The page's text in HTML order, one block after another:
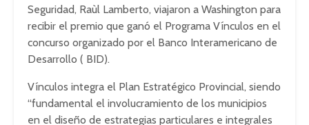
Seguridad, Raùl Lamberto, viajaron a Washington para
recibir el premio que ganó el Programa Vínculos en el
concurso organizado por el Banco Interamericano de
Desarrollo ( BID).
Vínculos integra el Plan Estratégico Provincial, siendo
“fundamental el involucramiento de los municipios
en el diseño de estrategias particulares e integrales